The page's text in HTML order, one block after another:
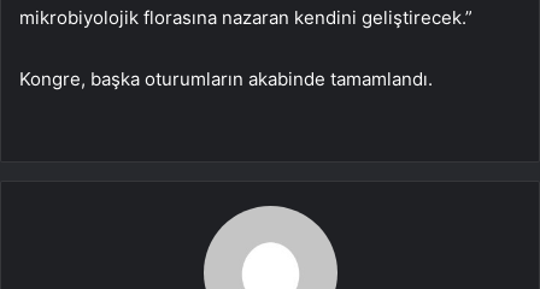
mikrobiyolojik florasına nazaran kendini geliştirecek.”
Kongre, başka oturumların akabinde tamamlandı.